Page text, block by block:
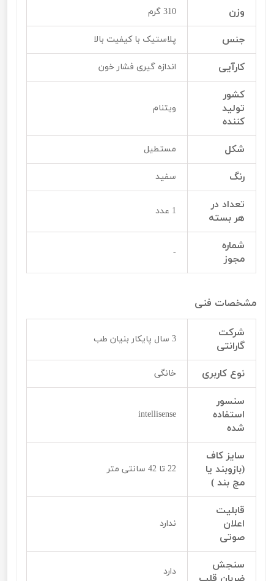
وزن 310 گرم
جنس پلاستیک با کیفیت بالا
کارآیی اندازه گیری فشار خون
کشور
تولید
کننده
ویتنام
شکل مستطیل
رنگ سفید
تعداد در
هر بسته
1 عدد
شماره
مجوز
-
مشخصات فنی
شرکت
گارانتی
3 سال پایکار بنیان طب
نوع کاربری خانگی
سنسور
استفاده
شده
intellisense
سایز کاف
(بازوبند یا
مچ بند )
22 تا 42 سانتی متر
قابلیت
اعلان
صوتی
ندارد
سنجش
دارد